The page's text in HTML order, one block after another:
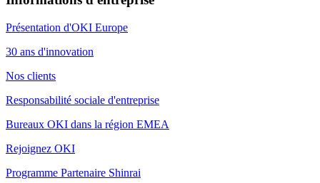
Présentation d'OKI Europe
30 ans d'innovation
Nos clients
Responsabilité sociale d'entreprise
Bureaux OKI dans la région EMEA
Rejoignez OKI
Programme Partenaire Shinrai